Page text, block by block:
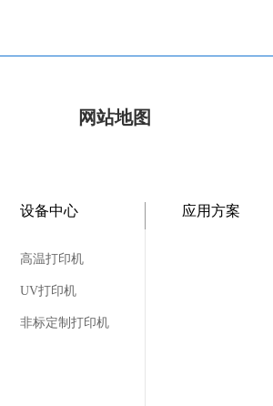
网站地图
设备中心
高温打印机
UV打印机
非标定制打印机
应用方案